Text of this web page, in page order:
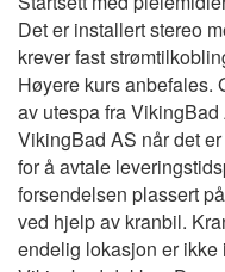
Det er installert stereo
krever fast
Høyere kurs anbefales.
av utespa fra
VikingBad AS når det
for å avtale
forsendelsen plassert
ved hjelp av kranbil.
endelig lokasjon er ikke